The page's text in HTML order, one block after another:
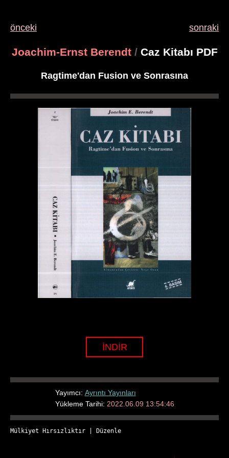
önceki sonraki
Joachim-Ernst Berendt /Caz Kitabı PDF
Ragtime'dan Fusion ve Sonrasına
İNDİR
Yayımcı: Ayrıntı Yayınları
Yükleme Tarihi: 2022.06.09 13:54:46
Mülkiyet Hırsızlıktır Düzenle